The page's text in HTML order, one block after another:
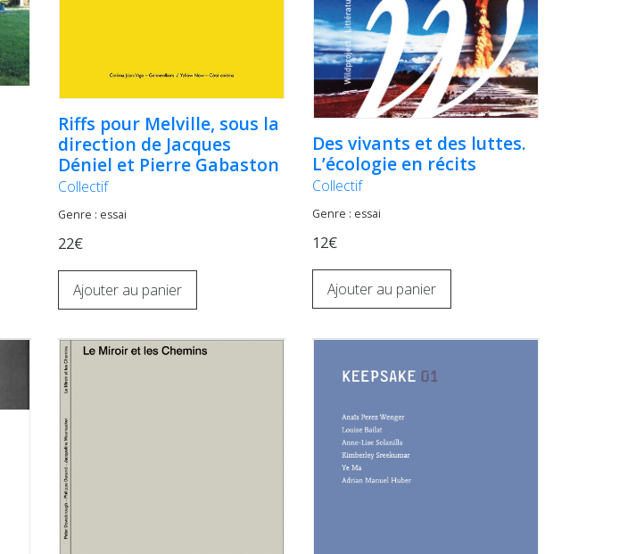
Riffs pour Melville, sous la
direction de Jacques
Déniel et Pierre Gabaston
Collectif
Genre : essai
22€
Ajouter au panier
Des vivants et des luttes.
L’écologie en récits
Collectif
Genre : essai
12€
Ajouter au panier